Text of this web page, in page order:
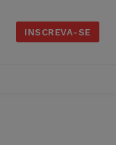
INSCREVA-SE